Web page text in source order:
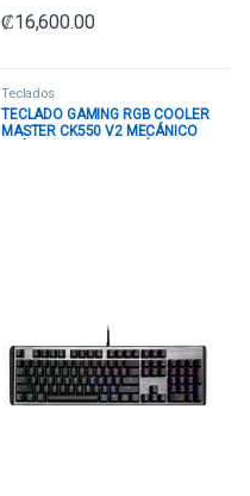
₡16,600.00
Teclados
TECLADO GAMING RGB COOLER
MASTER CK550 V2 MECÁNICO